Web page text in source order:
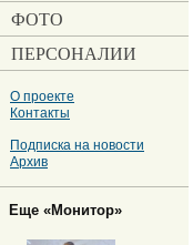
ФОТО
ПЕРСОНАЛИИ
О проекте
Контакты
Подписка на новости
Архив
Еще «Монитор»